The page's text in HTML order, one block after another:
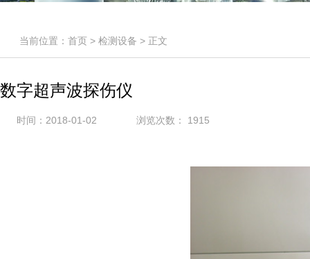
当前位置： 首页 > 检测设备 > 正文
数字超声波探伤仪
时间：2018-01-02 浏览次数： 1915